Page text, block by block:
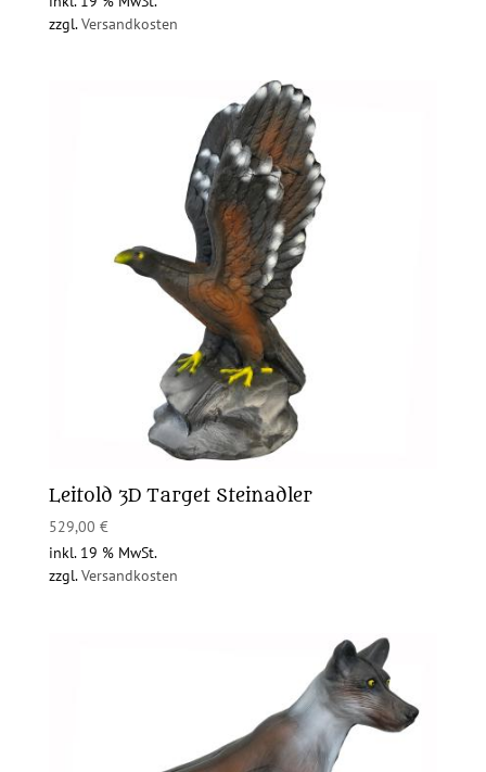
zzgl.Versandkosten
Leitold 3D Target Steinadler
529,00 €
inkl. 19 % MwSt.
zzgl.Versandkosten